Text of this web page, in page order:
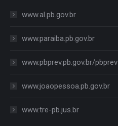
www.al.pb.gov.br
www.paraiba.pb.gov.br
www.pbprev.pb.gov.br/pbprev
www.joaopessoa.pb.gov.br
www.tre-pb.jus.br